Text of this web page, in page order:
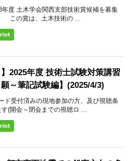
度 土木学会関西支部技術賞候補を募集
この賞は、土木技術の ...
】2025年度 技術士試験対策講習
～筆記試験編】(2025/4/3)
ド受付済みの現地参加の方、及び視聴条
(開会～閉会までの視聴ロ ...